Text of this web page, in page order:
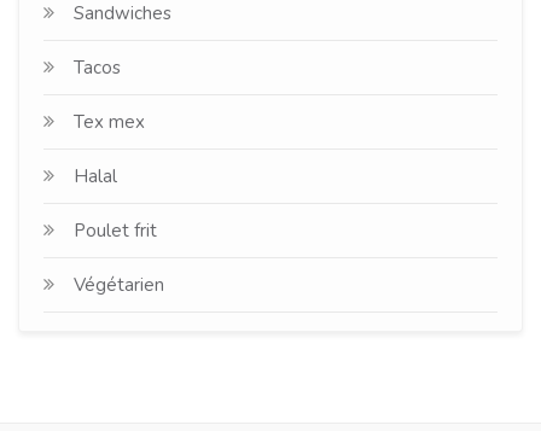
Sandwiches
Tacos
Tex mex
Halal
Poulet frit
Végétarien